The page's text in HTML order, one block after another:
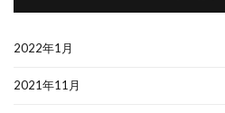
2022年1月
2021年11月